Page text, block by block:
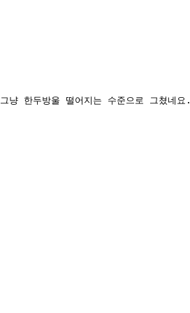
냥 한두방울 떨어지는 수준으로 그쳤네요.